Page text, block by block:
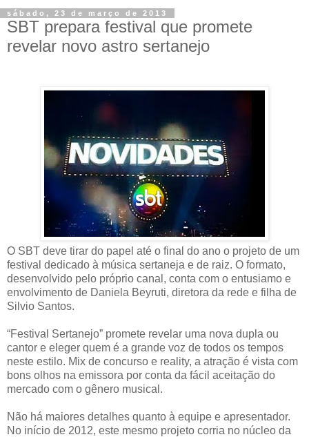
sábado, 23 de março de 2013
SBT prepara festival que promete
revelar novo astro sertanejo
O SBT deve tirar do papel até o final do ano o projeto de um
festival dedicado à música sertaneja e de raiz. O formato,
desenvolvido pelo próprio canal, conta com o entusiamo e
envolvimento de Daniela Beyruti, diretora da rede e filha de
Silvio Santos.
“Festival Sertanejo” promete revelar uma nova dupla ou
cantor e eleger quem é a grande voz de todos os tempos
neste estilo. Mix de concurso e reality, a atração é vista com
bons olhos na emissora por conta da fácil aceitação do
mercado com o gênero musical.
Não há maiores detalhes quanto à equipe e apresentador.
No início de 2012, este mesmo projeto corria no núcleo da